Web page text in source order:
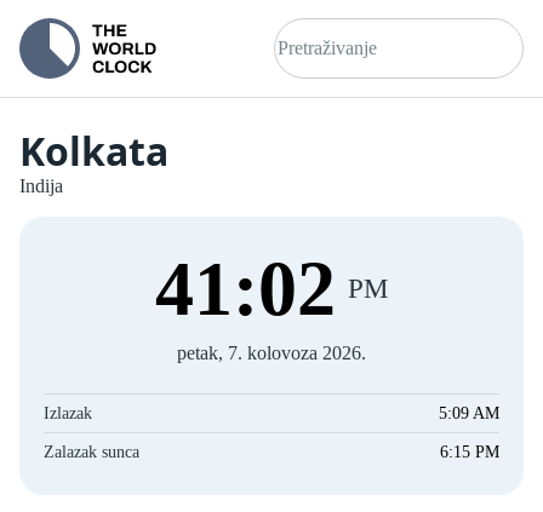
Kolkata
Indija
41:02 PM
petak, 7. kolovoza 2026.
Izlazak 5:09 AM
Zalazak sunca 6:15 PM